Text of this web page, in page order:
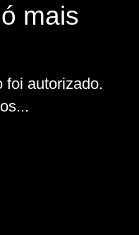
mais
foi autorizado.